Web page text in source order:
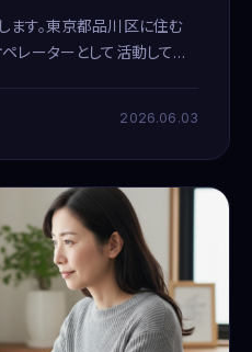
ます。東京都品川区に住む
レーターとして活動してい
2026.06.03